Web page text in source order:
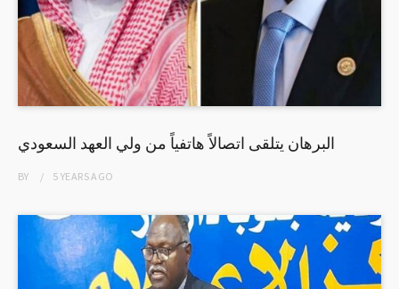
البرهان يتلقى اتصالاً هاتفياً من ولي العهد السعودي
BY 5 YEARSAGO